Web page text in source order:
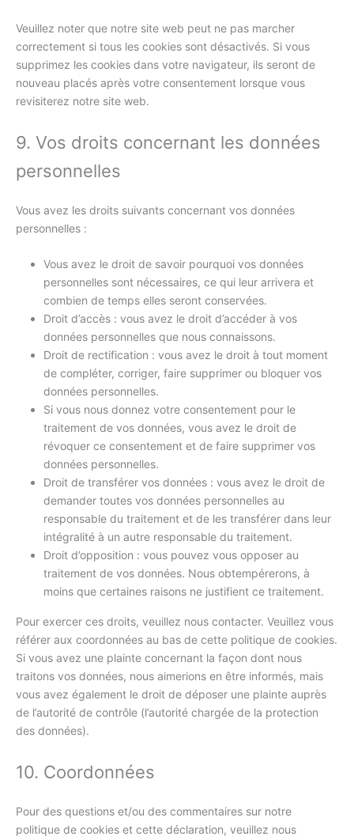
Veuillez noter que notre site web peut ne pas marcher
correctement si tous les cookies sont désactivés. Si vous
supprimez les cookies dans votre navigateur, ils seront de
nouveau placés après votre consentement lorsque vous
revisiterez notre site web.
9. Vos droits concernant les données
personnelles
Vous avez les droits suivants concernant vos données
personnelles :
Vous avez le droit de savoir pourquoi vos données
personnelles sont nécessaires, ce qui leur arrivera et
combien de temps elles seront conservées.
Droit d’accès : vous avez le droit d’accéder à vos
données personnelles que nous connaissons.
Droit de rectification : vous avez le droit à tout moment
de compléter, corriger, faire supprimer ou bloquer vos
données personnelles.
Si vous nous donnez votre consentement pour le
traitement de vos données, vous avez le droit de
révoquer ce consentement et de faire supprimer vos
données personnelles.
Droit de transférer vos données : vous avez le droit de
demander toutes vos données personnelles au
responsable du traitement et de les transférer dans leur
intégralité à un autre responsable du traitement.
Droit d’opposition : vous pouvez vous opposer au
traitement de vos données. Nous obtempérerons, à
moins que certaines raisons ne justifient ce traitement.
Pour exercer ces droits, veuillez nous contacter. Veuillez vous
référer aux coordonnées au bas de cette politique de cookies.
Si vous avez une plainte concernant la façon dont nous
traitons vos données, nous aimerions en être informés, mais
vous avez également le droit de déposer une plainte auprès
de l’autorité de contrôle (l’autorité chargée de la protection
des données).
10. Coordonnées
Pour des questions et/ou des commentaires sur notre
politique de cookies et cette déclaration, veuillez nous